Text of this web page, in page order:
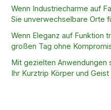
Wenn Industriecharme auf
Sie unverwechselbare Orte
Wenn Eleganz auf Funktion
großen Tag ohne
Mit gezielten Anwendungen
Ihr Kurztrip Körper und Geist